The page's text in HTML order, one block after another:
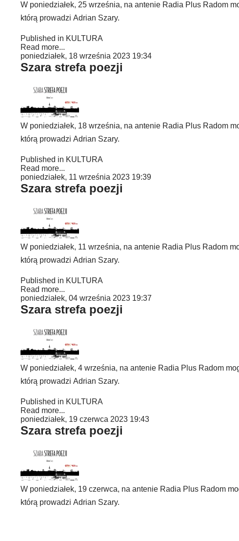
W poniedziałek, 25 września, na antenie Radia Plus Radom
którą prowadzi Adrian Szary.
Published in KULTURA
Read more...
poniedziałek, 18 września 2023 19:34
Szara strefa poezji
W poniedziałek, 18 września, na antenie Radia Plus Radom
którą prowadzi Adrian Szary.
Published in KULTURA
Read more...
poniedziałek, 11 września 2023 19:39
Szara strefa poezji
W poniedziałek, 11 września, na antenie Radia Plus Radom
którą prowadzi Adrian Szary.
Published in KULTURA
Read more...
poniedziałek, 04 września 2023 19:37
Szara strefa poezji
W poniedziałek, 4 września, na antenie Radia Plus Radom
którą prowadzi Adrian Szary.
Published in KULTURA
Read more...
poniedziałek, 19 czerwca 2023 19:43
Szara strefa poezji
W poniedziałek, 19 czerwca, na antenie Radia Plus Radom
którą prowadzi Adrian Szary.